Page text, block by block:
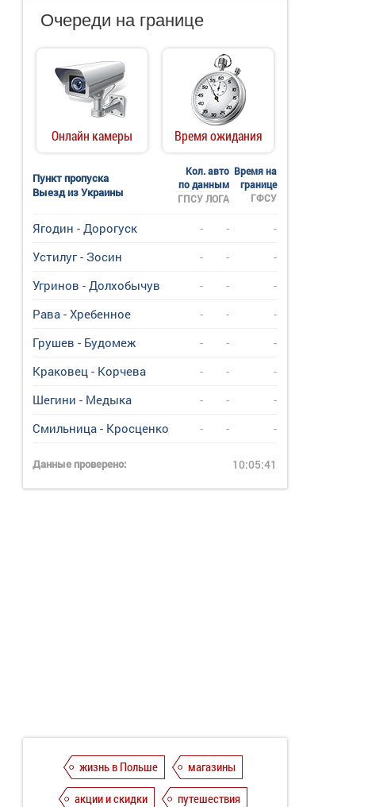
Очереди на границе
Онлайн камеры Время ожидания
Пункт пропуска
Выезд из Украины
Кол. авто
по данным
Время на
границе
ГФСУ
ГПСУ ЛОГА
Ягодин - Дорогуск - -
-
Устилуг - Зосин
- -
-
Угринов - Долхобычув
- -
-
Рава - Хребенное
- -
-
Грушев - Будомеж
- -
-
Краковец - Корчева
- -
-
Шегини - Медыка
- -
-
Смильница - Кросценко
- - -
Данные проверено: 10:05:41
жизнь в Польше
магазины
акции и скидки
путешествия